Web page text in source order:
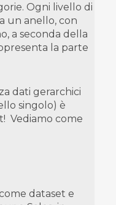
Ogni livello di
un anello, con
a seconda della
la parte
dati gerarchici
singolo) è
Vediamo come
dataset e